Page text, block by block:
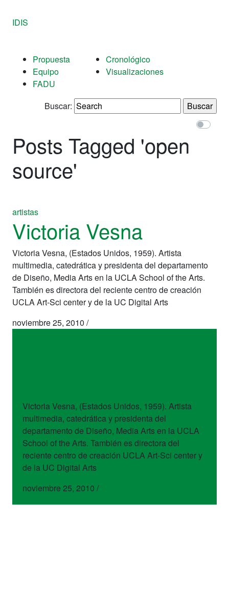
IDIS
Propuesta
Equipo
FADU
Cronológico
Visualizaciones
Buscar:
Posts Tagged 'open
source'
artistas
Victoria Vesna
Victoria Vesna, (Estados Unidos, 1959). Artista
multimedia, catedrática y presidenta del departamento
de Diseño, Media Arts en la UCLA School of the Arts.
También es directora del reciente centro de creación
UCLA Art-Sci center y de la UC Digital Arts
noviembre 25, 2010 /
Victoria Vesna, (Estados Unidos, 1959). Artista
multimedia, catedrática y presidenta del
departamento de Diseño, Media Arts en la UCLA
School of the Arts. También es directora del
reciente centro de creación UCLA Art-Sci center y
de la UC Digital Arts
noviembre 25, 2010 /